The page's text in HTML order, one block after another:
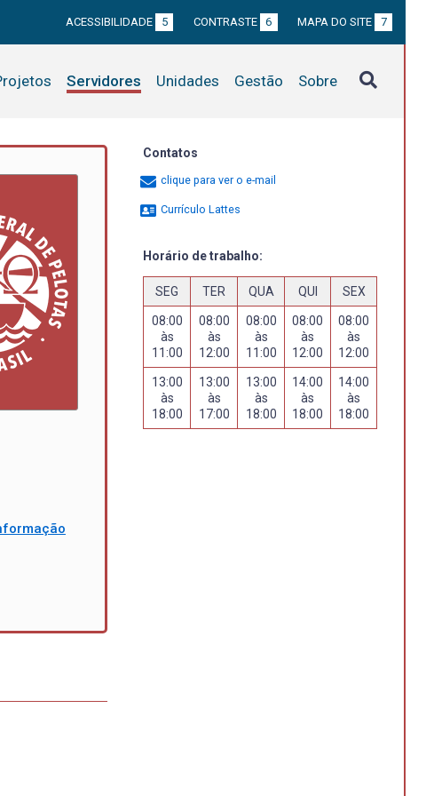
ACESSIBILIDADE 5 CONTRASTE 6 MAPA DO SITE 7
Servidores Unidades Gestão Sobre
Contatos
clique para ver o e-mail
Currículo Lattes
Horário de trabalho:
SEG TER QUA QUI SEX
08:00
às
11:00
08:00
às
12:00
08:00
às
11:00
08:00
às
12:00
08:00
às
12:00
13:00
às
18:00
13:00
às
17:00
13:00
às
18:00
14:00
às
18:00
14:00
às
18:00